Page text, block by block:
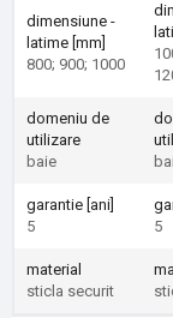
dimensiune -
latime [mm]
800; 900; 1000
domeniu de
utilizare
baie
garantie [ani]
5
5
material
sticla securit